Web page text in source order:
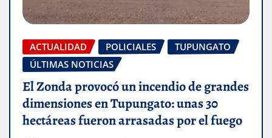
ACTUALIDAD POLICIALES
TUPUNGATO
ÚLTIMAS NOTICIAS
El Zonda provocó un incendio de grandes
dimensiones en Tupungato: unas 30
hectáreas fueron arrasadas por el fuego